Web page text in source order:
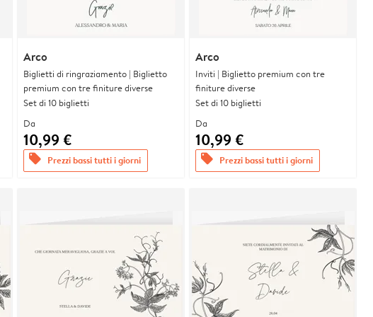
Arco
Biglietti di ringraziamento | Biglietto
premium con tre finiture diverse
Set di 10 biglietti
Da
10,99 €
offers Prezzi bassi tutti i giorni
Arco
Inviti | Biglietto premium con tre
finiture diverse
Set di 10 biglietti
Da
10,99 €
offers Prezzi bassi tutti i giorni